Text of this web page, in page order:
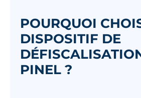
POURQUOI
DISPOSITIF DE
PINEL ?